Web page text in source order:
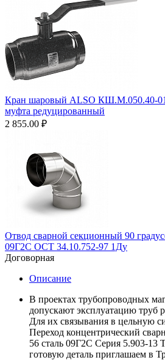
Кран шаровый ALSO КШ.М.050.40-
муфта редуцированный
2 855.00 ₽
Отвод сварной секционный 90
09Г2С ОСТ 34.10.752-97 1Ду
Договорная
Описание
В проектах трубопроводных
допускают эксплуатацию труб
Для их связывания в цельную
Переход концентрический
56 сталь 09Г2С Серия 5.903-13
готовую деталь приглашаем в